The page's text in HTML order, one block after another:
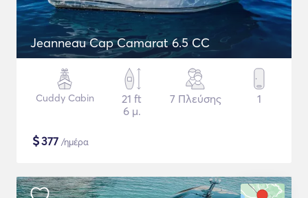
Jeanneau Cap Camarat 6.5 CC
Cuddy Cabin
21 ft
6 μ.
7 Πλεύσης 1
$377 /ημέρα